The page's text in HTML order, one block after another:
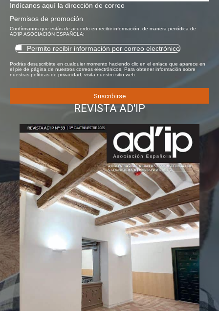
Indícanos aquí la dirección de correo
Permisos de promoción
Confírmanos que estás de acuerdo en recibir información, de manera periódica de
AD'IP ASOCIACIÓN ESPAÑOLA:
Permito recibir información por correo electrónico
Podrás desuscribirte en cualquier momento haciendo clic en el enlace que aparece en
el pie de página de nuestros correos electrónicos. Para obtener información sobre
nuestras políticas de privacidad, visita nuestro sitio web.
REVISTA AD'IP